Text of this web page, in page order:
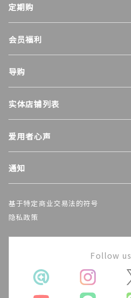
定期购
会员福利
导购
实体店铺列表
爱用者心声
通知
Follow us
基于特定商业交易法的符号
隐私政策